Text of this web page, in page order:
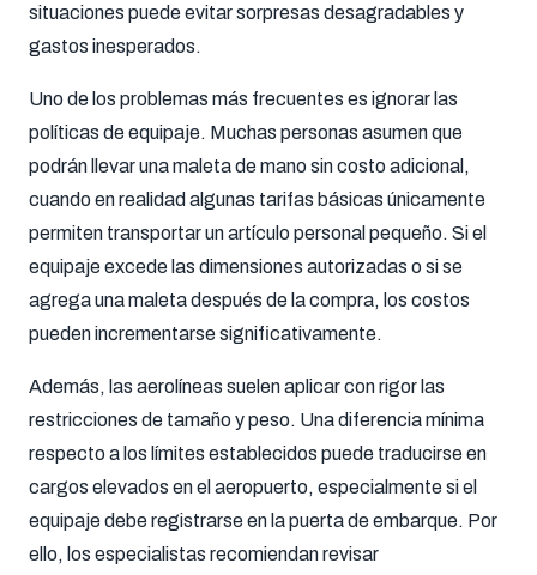
situaciones puede evitar sorpresas desagradables y
gastos inesperados.
Uno de los problemas más frecuentes es ignorar las
políticas de equipaje. Muchas personas asumen que
podrán llevar una maleta de mano sin costo adicional,
cuando en realidad algunas tarifas básicas únicamente
permiten transportar un artículo personal pequeño. Si el
equipaje excede las dimensiones autorizadas o si se
agrega una maleta después de la compra, los costos
pueden incrementarse significativamente.
Además, las aerolíneas suelen aplicar con rigor las
restricciones de tamaño y peso. Una diferencia mínima
respecto a los límites establecidos puede traducirse en
cargos elevados en el aeropuerto, especialmente si el
equipaje debe registrarse en la puerta de embarque. Por
ello, los especialistas recomiendan revisar